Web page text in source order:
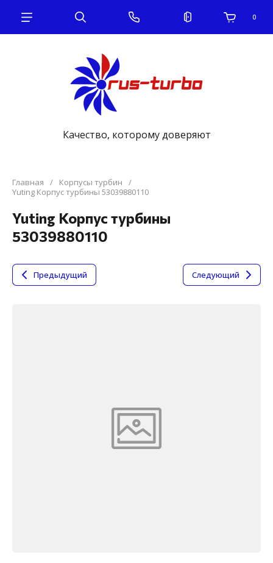
Качество, которому доверяют
0
Главная / Корпусы турбин
/
Yuting Корпус турбины 53039880110
Yuting Корпус турбины
53039880110
Предыдущий Следующий